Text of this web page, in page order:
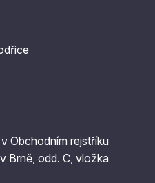
Obchodním rejstříku
Brně, odd. C, vložka